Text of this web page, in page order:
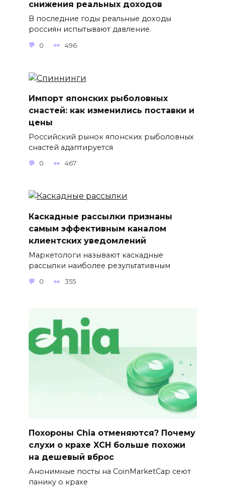
снижения реальных доходов
В последние годы реальные доходы
россиян испытывают давление.
0 496
Импорт японских рыболовных
снастей: как изменились поставки и
цены
Российский рынок японских рыболовных
снастей адаптируется
0 467
Каскадные рассылки признаны
самым эффективным каналом
клиентских уведомлений
Маркетологи называют каскадные
рассылки наиболее результативным
0 355
Похороны Chia отменяются? Почему
слухи о крахе XCH больше похожи
на дешевый вброс
Анонимные посты на CoinMarketCap сеют
панику о крахе